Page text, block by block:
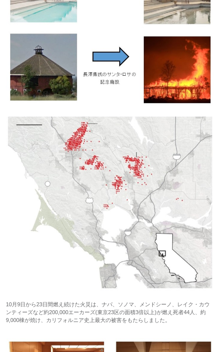
10月9日から23日間燃え続けた火災は、ナパ、ソノマ、メンドシーノ、レイク・カウ
ンティーズなど約200,000エーカーズ(東京23区の面積3倍以上)が燃え死者44人、約
9,000棟が焼け、カリフォルニア史上最大の被害をもたらしました。